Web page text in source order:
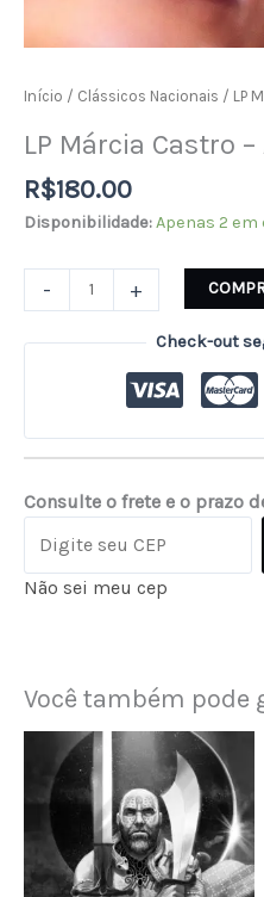
Início / Clássicos Nacionais / LP
LP Márcia Castro –
R$180.00
Disponibilidade:Apenas 2 em
- +
Check-out
Consulte o frete e o prazo
Não sei meu cep
Você também pode